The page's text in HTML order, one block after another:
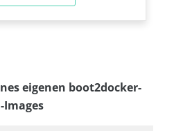
eigenen boot2docker-
Images